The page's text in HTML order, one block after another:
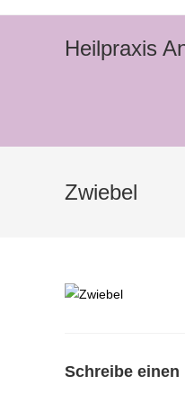
Heilpraxis
Zwiebel
Schreibe einen